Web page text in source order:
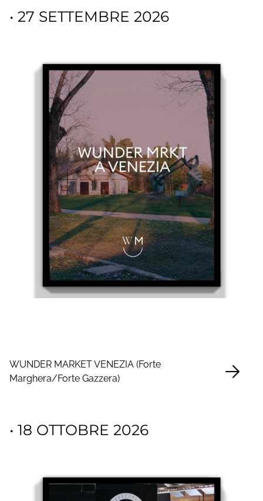
• 27 SETTEMBRE 2026
WUNDER MARKET VENEZIA (Forte
Marghera/Forte Gazzera)
• 18 OTTOBRE 2026